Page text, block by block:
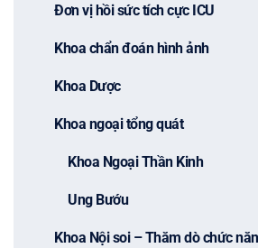
Đơn vị hồi sức tích cực ICU
Khoa chẩn đoán hình ảnh
Khoa Dược
Khoa ngoại tổng quát
Khoa Ngoại Thần Kinh
Ung Bướu
Khoa Nội soi – Thăm dò chức